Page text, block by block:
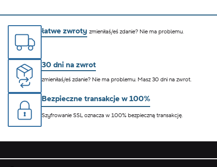
łatwe zwroty zmieniłaś/eś zdanie? Nie ma problemu.
30 dni na zwrot
zmieniłaś/eś zdanie? Nie ma problemu. Masz 30 dni na zwrot.
Bezpieczne transakcje w 100%
Szyfrowanie SSL oznacza w 100% bezpieczną transakcję.